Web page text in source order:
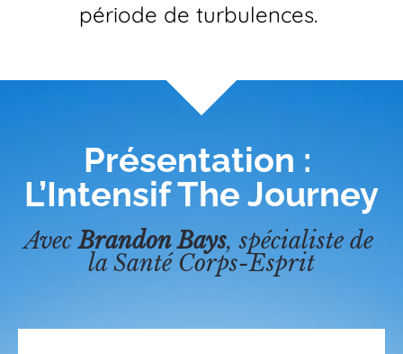
période de turbulences.
Présentation :
L’Intensif The Journey
Avec Brandon Bays, spécialiste de
la Santé Corps-Esprit